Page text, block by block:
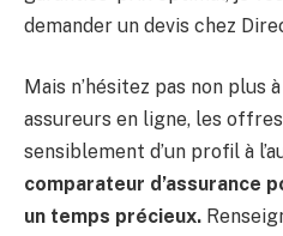
demander un devis chez
Mais n’hésitez pas non plus
assureurs en ligne, les
sensiblement d’un profil à
comparateur d’assurance
un temps précieux.